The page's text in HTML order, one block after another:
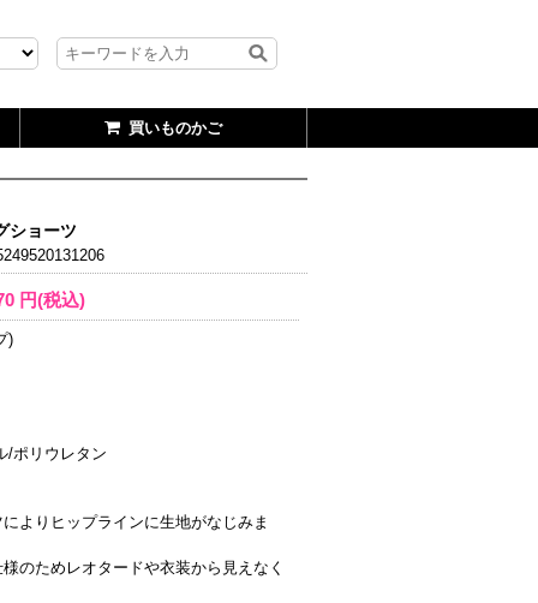
買いものかご
ョーツ
円(税込)
)
/ポリウレタン
よりヒップラインに生地がなじみま
のためレオタードや衣装から見えなく